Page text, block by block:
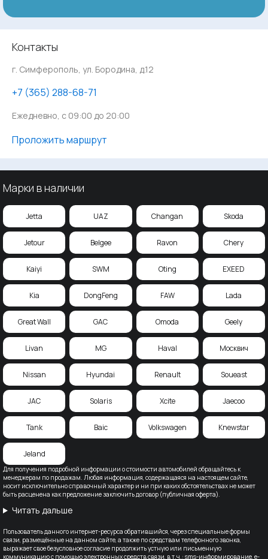
Контакты
г. Симферополь, ул. Бородина, д.12
‪+7 (365) 288-68-71
Ежедневно, с 09:00 до 20:00
Проложить маршрут
Для получения подробной информации о стоимости автомобилей обращайтесь к
менеджерам по продажам. Любая информация, содержащаяся на настоящем сайте,
носит исключительно справочный характер и ни при каких обстоятельствах не может
быть расценена как предложение заключить договор (публичная оферта).
Читать дальше
Пользователь данного интернет-ресурса обратившийся, через специальные формы
связи, размещённые на данном сайте, а также по средствам телефонного звонка,
выражает свое безусловное согласие продолжить устную или письменную
коммуникацию с помощью электронных средств связи, в т.ч.: sms-информирование, e-
Марки в наличии
Jetta UAZ Changan Skoda
Jetour Belgee Ravon Chery
Kaiyi SWM Oting EXEED
Kia DongFeng FAW Lada
Great Wall GAC Omoda Geely
Livan MG Haval Москвич
Nissan Hyundai Renault Soueast
JAC Solaris Xcite Jaecoo
Tank Baic Volkswagen Knewstar
Jeland